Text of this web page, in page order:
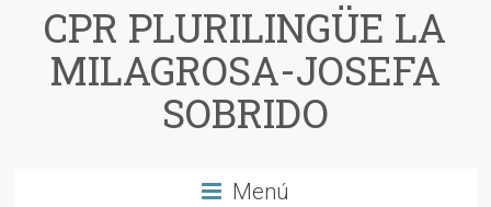
CPR PLURILINGÜE LA
MILAGROSA-JOSEFA
SOBRIDO
Menú